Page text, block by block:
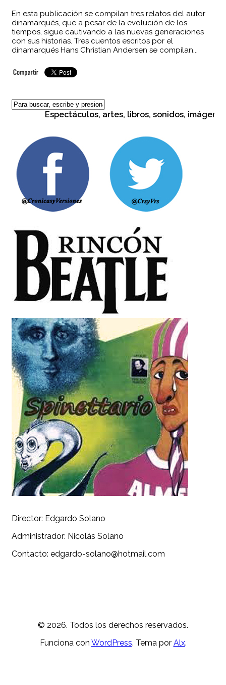
En esta publicación se compilan tres relatos del autor
dinamarqués, que a pesar de la evolución de los
tiempos, sigue cautivando a las nuevas generaciones
con sus historias. Tres cuentos escritos por el
dinamarqués Hans Christian Andersen se compilan...
Espectáculos, artes, libros, sonidos,
Director: Edgardo Solano
Administrador: Nicolás Solano
Contacto: edgardo-solano@hotmail.com
© 2026. Todos los derechos reservados.
Funciona con WordPress. Tema por Alx.